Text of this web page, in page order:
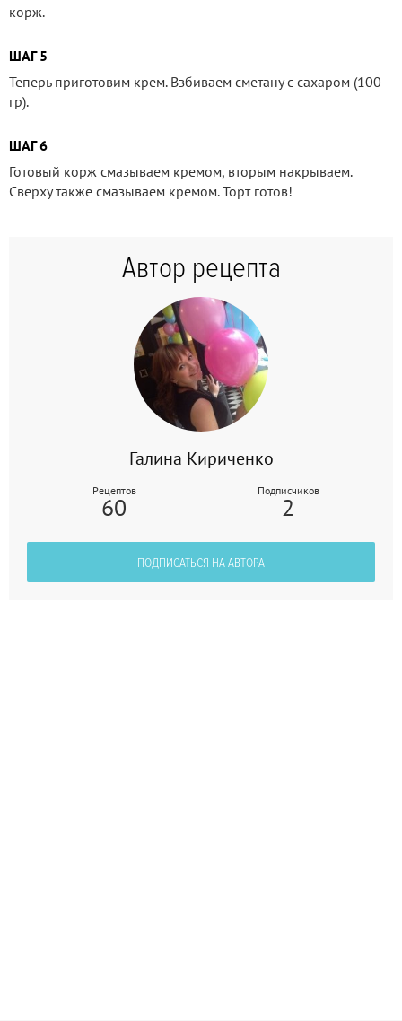
корж.
ШАГ 5
Теперь приготовим крем. Взбиваем сметану с сахаром (100
гр).
ШАГ 6
Готовый корж смазываем кремом, вторым накрываем.
Сверху также смазываем кремом. Торт готов!
Автор рецепта
Галина Кириченко
Рецептов
60
Подписчиков
2
ПОДПИСАТЬСЯ НА АВТОРА